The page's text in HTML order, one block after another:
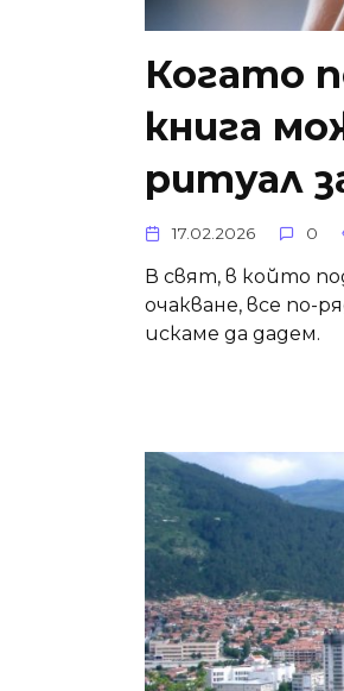
Когато
книга
ритуал
17.02.2026 0
В свят, в който
очакване, все по-
искаме да дадем.